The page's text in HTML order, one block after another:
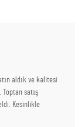
aldık ve kalitesi
satış
Kesinlikle